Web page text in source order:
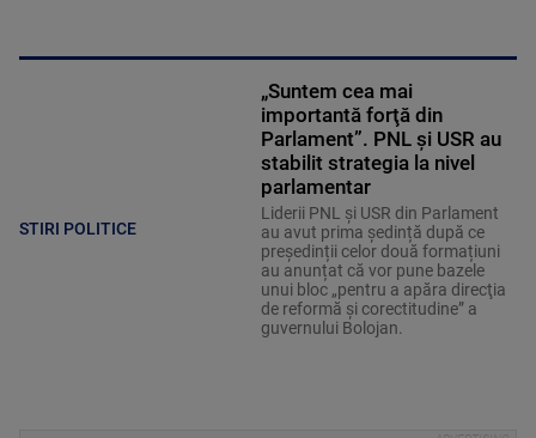
STIRI POLITICE
„Suntem cea mai
importantă forţă din
Parlament”. PNL și USR au
stabilit strategia la nivel
parlamentar
Liderii PNL și USR din Parlament
au avut prima ședință după ce
președinții celor două formațiuni
au anunțat că vor pune bazele
unui bloc „pentru a apăra direcţia
de reformă şi corectitudine” a
guvernului Bolojan.